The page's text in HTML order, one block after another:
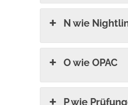
N wie
O wie OPAC
P wie